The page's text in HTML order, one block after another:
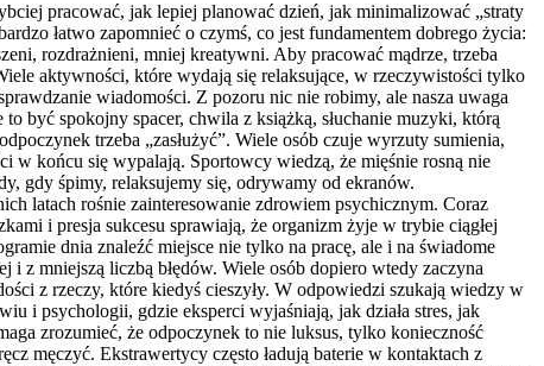
pracować, jak lepiej planować dzień, jak minimalizować „straty
łatwo zapomnieć o czymś, co jest fundamentem dobrego życia:
rozdrażnieni, mniej kreatywni. Aby pracować mądrze, trzeba
aktywności, które wydają się relaksujące, w rzeczywistości tylko
wiadomości. Z pozoru nic nie robimy, ale nasza uwaga
być spokojny spacer, chwila z książką, słuchanie muzyki, którą
trzeba „zasłużyć”. Wiele osób czuje wyrzuty sumienia,
w końcu się wypalają. Sportowcy wiedzą, że mięśnie rosną nie
gdy śpimy, relaksujemy się, odrywamy od ekranów.
latach rośnie zainteresowanie zdrowiem psychicznym. Coraz
i presja sukcesu sprawiają, że organizm żyje w trybie ciągłej
dnia znaleźć miejsce nie tylko na pracę, ale i na świadome
z mniejszą liczbą błędów. Wiele osób dopiero wtedy zaczyna
z rzeczy, które kiedyś cieszyły. W odpowiedzi szukają wiedzy w
i psychologii, gdzie eksperci wyjaśniają, jak działa stres, jak
zrozumieć, że odpoczynek to nie luksus, tylko konieczność
męczyć. Ekstrawertycy często ładują baterie w kontaktach z